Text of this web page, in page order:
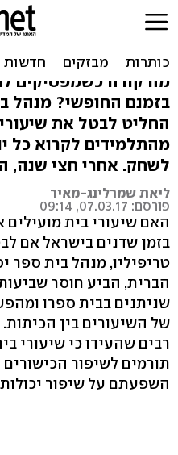
מנהל בית
לתת שיעורי
מה קורה כשמפסיקים
בזמנם החופשי? מנהל
החליט לבטל את
מהתלמידים לקרוא כל
לשחק. אחרי חצי שנה,
ליאת שמרלינג-מאיר
פורסם: 07.03.17, 09:14
האם שיעורי בית
בזמן שדנים בישראל אם
טריפיליו, מנהל בית ספר
הברית, הביע חוסר
שניתנים בבית ספרו
של השיעורים בין
רבים שהעידו כי שיעורי
תורמים לשיפור
השפעתם על שיפור